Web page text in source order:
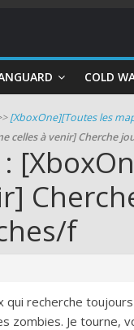
COLD
[XboxOne][Toutes les
celles à venir] Cherche
f
qui recherche
zombies. Je tourne,